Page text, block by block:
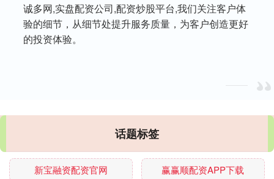
诚多网,实盘配资公司,配资炒股平台,我们关注客户体
验的细节，从细节处提升服务质量，为客户创造更好
的投资体验。
话题标签
新宝融资配资官网 赢赢顺配资APP下载